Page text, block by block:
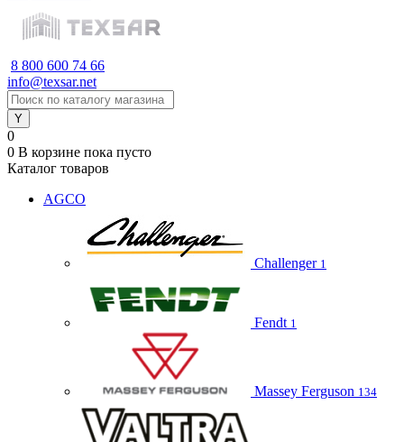
8 800 600 74 66
info@texsar.net
0
0 В корзине пока пусто
Каталог товаров
AGCO
Challenger 1
Fendt 1
Massey Ferguson 134